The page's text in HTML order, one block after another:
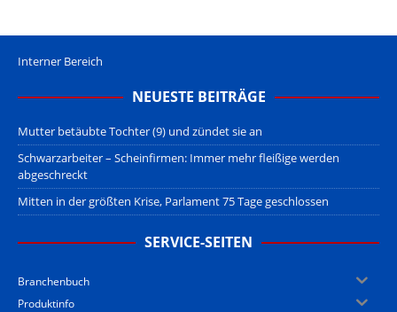
Interner Bereich
NEUESTE BEITRÄGE
Mutter betäubte Tochter (9) und zündet sie an
Schwarzarbeiter – Scheinfirmen: Immer mehr fleißige werden
abgeschreckt
Mitten in der größten Krise, Parlament 75 Tage geschlossen
SERVICE-SEITEN
Branchenbuch
Produktinfo